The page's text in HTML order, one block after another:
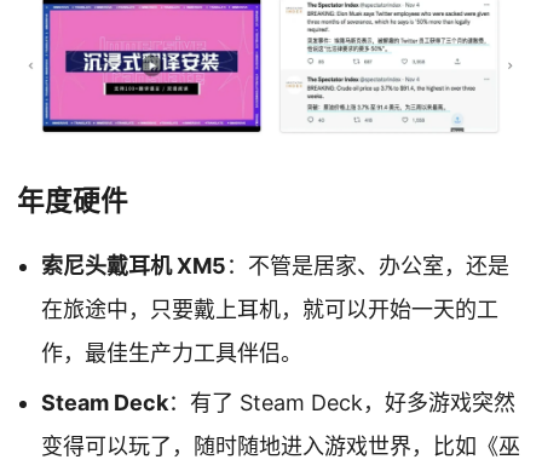
年度硬件
索尼头戴耳机 XM5：不管是居家、办公室，还是
在旅途中，只要戴上耳机，就可以开始一天的工
作，最佳生产力工具伴侣。
Steam Deck：有了 Steam Deck，好多游戏突然
变得可以玩了，随时随地进入游戏世界，比如《巫